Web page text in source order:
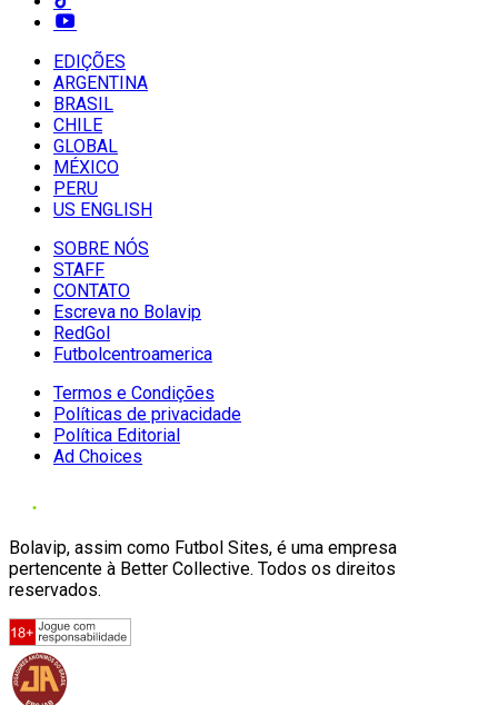
EDIÇÕES
ARGENTINA
BRASIL
CHILE
GLOBAL
MÉXICO
PERU
US ENGLISH
SOBRE NÓS
STAFF
CONTATO
Escreva no Bolavip
RedGol
Futbolcentroamerica
Termos e Condições
Políticas de privacidade
Política Editorial
Ad Choices
Bolavip, assim como Futbol Sites, é uma empresa
pertencente à Better Collective. Todos os direitos
reservados.